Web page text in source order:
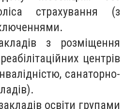
страхування (з
з розміщення
центрів
санаторно-
освіти групами